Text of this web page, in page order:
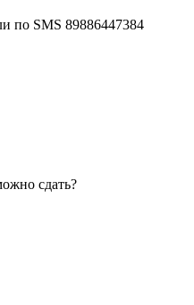
по SMS 89886447384
сдать?